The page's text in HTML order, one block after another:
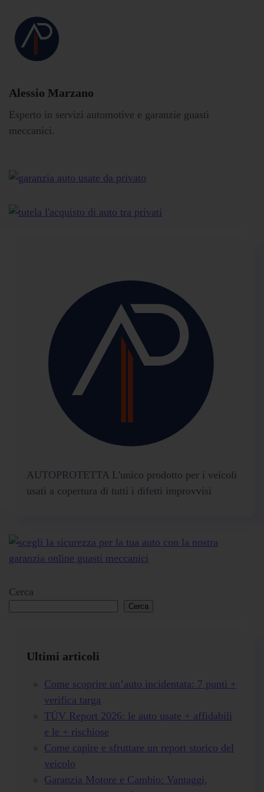
Alessio Marzano
Esperto in servizi automotive e garanzie guasti
meccanici.
AUTOPROTETTA L'unico prodotto per i veicoli
usati a copertura di tutti i difetti improvvisi
Cerca
Cerca
Ultimi articoli
Come scoprire un’auto incidentata: 7 punti +
verifica targa
TÜV Report 2026: le auto usate + affidabili
e le + rischiose
Come capire e sfruttare un report storico del
veicolo
Garanzia Motore e Cambio: Vantaggi,